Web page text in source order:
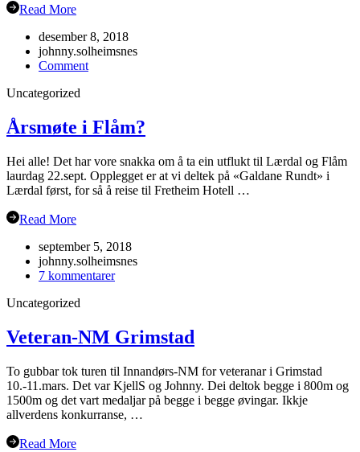
Read More
desember 8, 2018
johnny.solheimsnes
Commenton
Uncategorized
Årsmøte i Flåm?
Hei alle! Det har vore snakka om å ta ein utflukt til Lærdal og Flåm
laurdag 22.sept. Opplegget er at vi deltek på «Galdane Rundt» i
Lærdal først, for så å reise til Fretheim Hotell …
Read More
september 5, 2018
johnny.solheimsnes
7 kommentarertil
Uncategorized
Veteran-NM Grimstad
To gubbar tok turen til Innandørs-NM for veteranar i Grimstad
10.-11.mars. Det var KjellS og Johnny. Dei deltok begge i 800m og
1500m og det vart medaljar på begge i begge øvingar. Ikkje
allverdens konkurranse, …
Read More